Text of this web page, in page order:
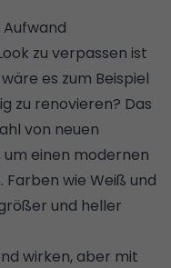
zu verpassen ist
es zum Beispiel
zu renovieren? Das
von neuen
einen modernen
Farben wie Weiß und
und heller
wirken, aber mit